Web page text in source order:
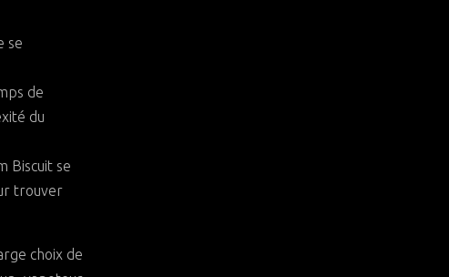
se
de
du
Biscuit se
trouver
choix de